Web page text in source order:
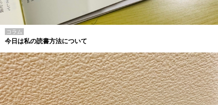
コラム
今日は私の読書方法について